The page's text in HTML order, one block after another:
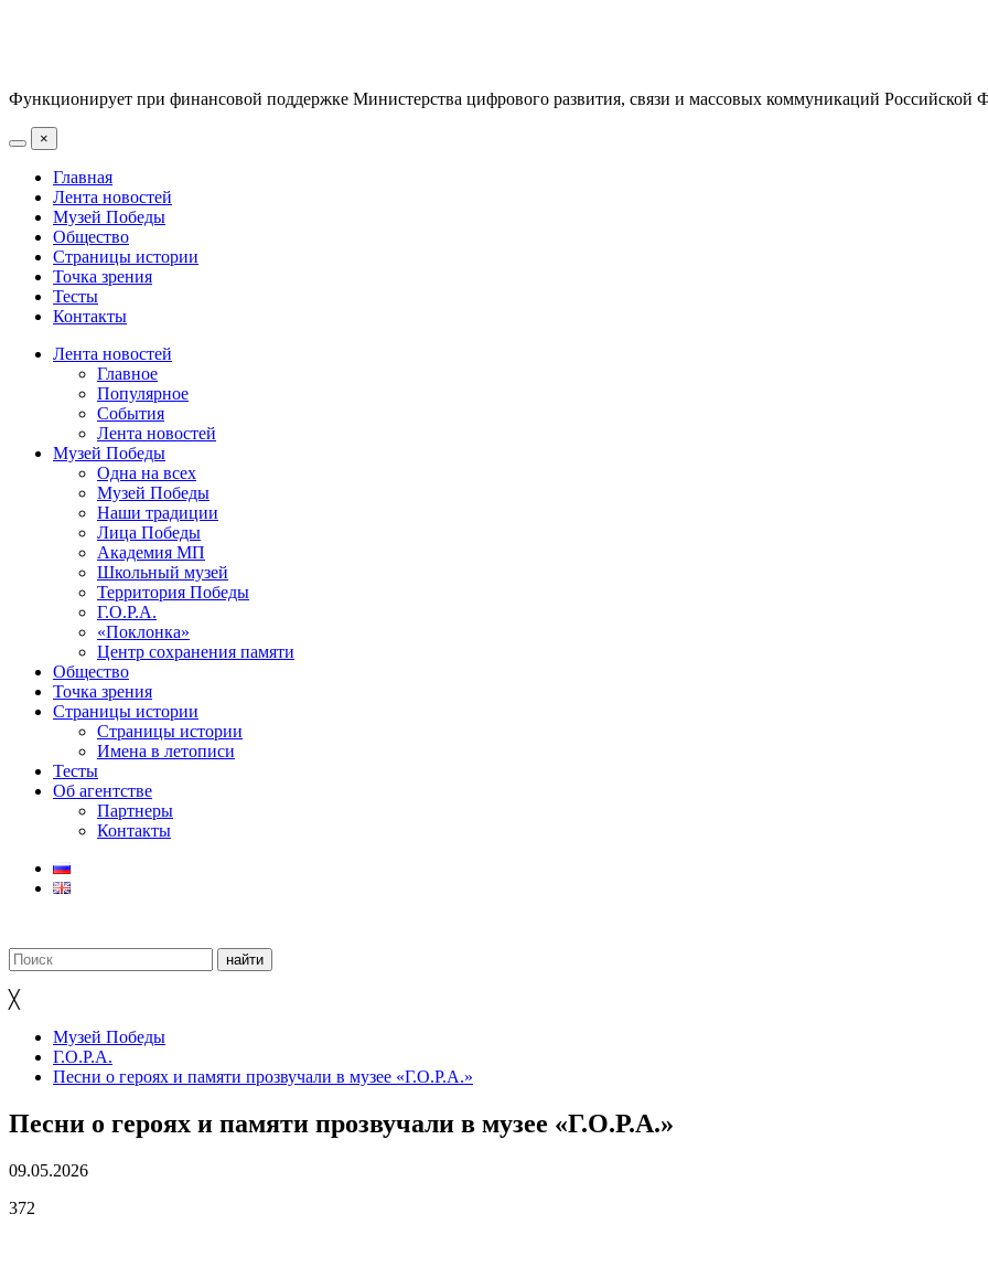
Функционирует при финансовой поддержке Министерства цифрового развития, связи и массовых коммуникаций Российской
×
Главная
Лента новостей
Музей Победы
Общество
Страницы истории
Точка зрения
Тесты
Контакты
Лента новостей
Главное
Популярное
События
Лента новостей
Музей Победы
Одна на всех
Музей Победы
Наши традиции
Лица Победы
Академия МП
Школьный музей
Территория Победы
Г.О.Р.А.
«Поклонка»
Центр сохранения памяти
Общество
Точка зрения
Страницы истории
Страницы истории
Имена в летописи
Тесты
Об агентстве
Партнеры
Контакты
╳
Музей Победы
Г.О.Р.А.
Песни о героях и памяти прозвучали в музее «Г.О.Р.А.»
Песни о героях и памяти прозвучали в музее «Г.О.Р.А.»
09.05.2026
372